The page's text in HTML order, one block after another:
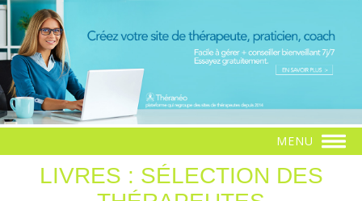
MENU
LIVRES : SÉLECTION DES